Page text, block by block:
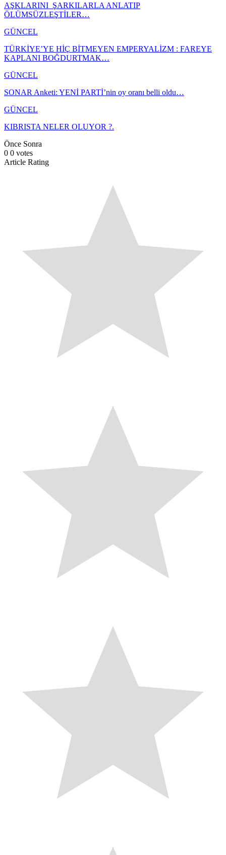
AŞKLARINI ŞARKILARLA ANLATIP
ÖLÜMSÜZLEŞTİLER…
GÜNCEL
TÜRKİYE’YE HİÇ BİTMEYEN EMPERYALİZM : FAREYE
KAPLANI BOĞDURTMAK…
GÜNCEL
SONAR Anketi: YENİ PARTİ’nin oy oranı belli oldu…
GÜNCEL
KIBRISTA NELER OLUYOR ?.
Önce Sonra
0 0 votes
Article Rating